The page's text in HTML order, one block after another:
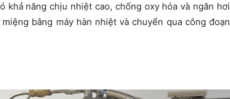
khả năng chịu nhiệt cao, chống oxy hóa và ngăn hơi
bằng máy hàn nhiệt và chuyển qua công đoạn